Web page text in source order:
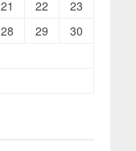
21 22
23
28 29
30